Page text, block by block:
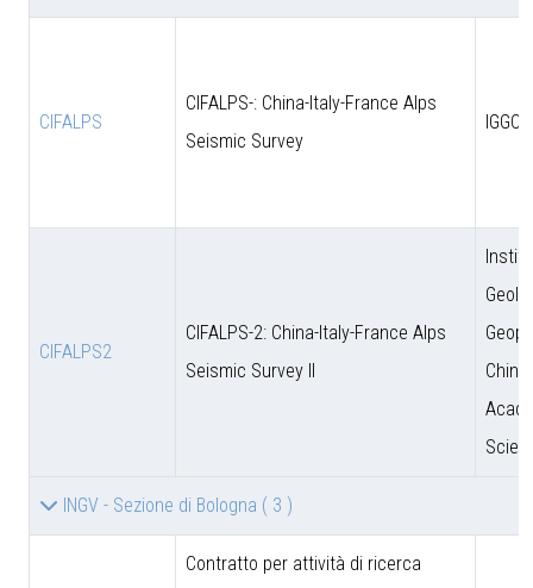
CIFALPS
CIFALPS-: China-Italy-France Alps
Seismic Survey
CIFALPS2
CIFALPS-2: China-Italy-France Alps
Seismic Survey II
INGV - Sezione di Bologna ( 3 )
Contratto per attività di ricerca